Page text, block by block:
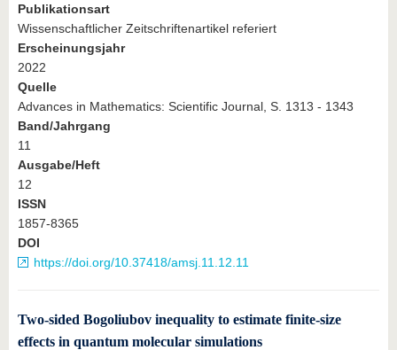
Publikationsart
Wissenschaftlicher Zeitschriftenartikel referiert
Erscheinungsjahr
2022
Quelle
Advances in Mathematics: Scientific Journal, S. 1313 - 1343
Band/Jahrgang
11
Ausgabe/Heft
12
ISSN
1857-8365
DOI
https://doi.org/10.37418/amsj.11.12.11
Two-sided Bogoliubov inequality to estimate finite-size
effects in quantum molecular simulations